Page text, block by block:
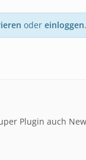
oder einloggen.
Plugin auch